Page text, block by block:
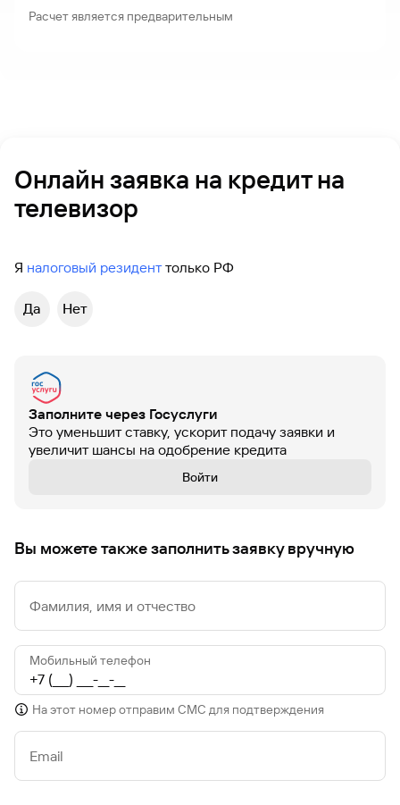
Расчет является предварительным
Онлайн заявка на кредит на
телевизор
Я налоговый резиденттолько РФ
Да Нет
Заполните через Госуслуги
Это уменьшит ставку, ускорит подачу заявки и
увеличит шансы на одобрение кредита
Войти
Вы можете также заполнить заявку вручную
Фамилия, имя и отчество
Мобильный телефон
На этот номер отправим СМС для подтверждения
Email